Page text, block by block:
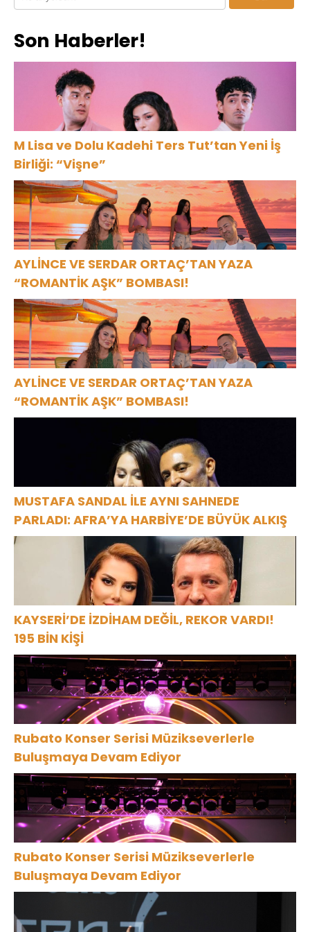
Son Haberler!
M Lisa ve Dolu Kadehi Ters Tut’tan Yeni İş
Birliği: “Vişne”
AYLİNCE VE SERDAR ORTAÇ’TAN YAZA
“ROMANTİK AŞK” BOMBASI!
AYLİNCE VE SERDAR ORTAÇ’TAN YAZA
“ROMANTİK AŞK” BOMBASI!
MUSTAFA SANDAL İLE AYNI SAHNEDE
PARLADI: AFRA’YA HARBİYE’DE BÜYÜK ALKIŞ
KAYSERİ’DE İZDİHAM DEĞİL, REKOR VARDI!
195 BİN KİŞİ
Rubato Konser Serisi Müzikseverlerle
Buluşmaya Devam Ediyor
Rubato Konser Serisi Müzikseverlerle
Buluşmaya Devam Ediyor